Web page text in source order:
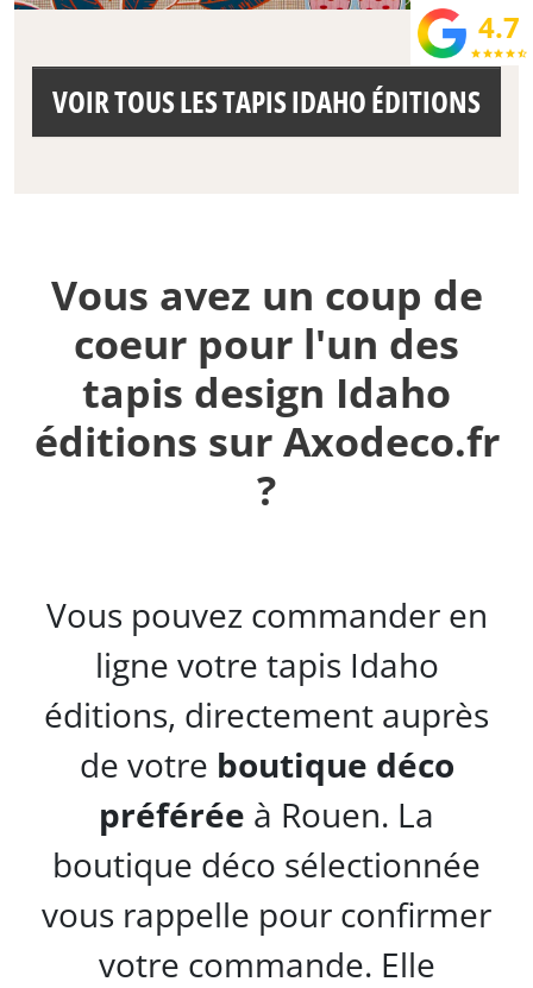
VOIR TOUS LES TAPIS IDAHO ÉDITIONS
Vous avez un coup de
coeur pour l'un des
tapis design Idaho
éditions sur Axodeco.fr
?
Vous pouvez commander en
ligne votre tapis Idaho
éditions, directement auprès
de votre boutique déco
préférée à Rouen. La
boutique déco sélectionnée
vous rappelle pour confirmer
votre commande. Elle
4.7
star starstar star star_half